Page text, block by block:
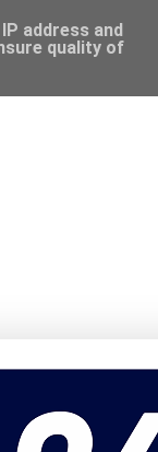
address and
quality of